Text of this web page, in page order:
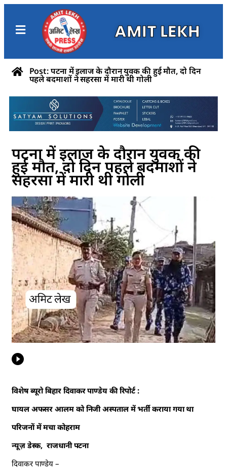
AMIT LEKH
Post: पटना में इलाज के दौरान युवक की हुई मौत, दो दिन
पहले बदमाशों ने सहरसा में मारी थी गोली
पटना में इलाज के दौरान युवक की
हुई मौत, दो दिन पहले बदमाशों ने
सहरसा में मारी थी गोली
विशेष ब्यूरो बिहार दिवाकर पाण्डेय की रिपोर्ट :
घायल अफसर आलम को निजी अस्पताल में भर्ती कराया गया था
परिजनों में मचा कोहराम
न्यूज़ डेस्क, राजधानी पटना
दिवाकर पाण्डेय –